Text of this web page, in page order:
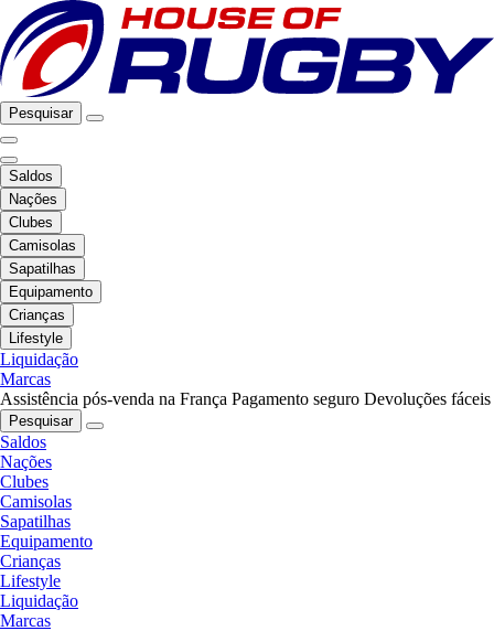
Pesquisar
Saldos
Nações
Clubes
Camisolas
Sapatilhas
Equipamento
Crianças
Lifestyle
Liquidação
Marcas
Assistência pós-venda na França Pagamento seguro Devoluções fáceis
Pesquisar
Saldos
Nações
Clubes
Camisolas
Sapatilhas
Equipamento
Crianças
Lifestyle
Liquidação
Marcas